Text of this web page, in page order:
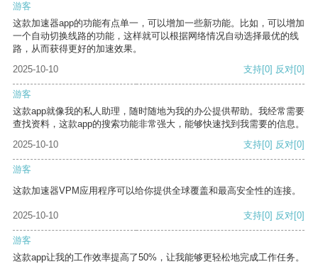
游客
这款加速器app的功能有点单一，可以增加一些新功能。比如，可以增加
一个自动切换线路的功能，这样就可以根据网络情况自动选择最优的线
路，从而获得更好的加速效果。
2025-10-10
支持[0] 反对[0]
游客
这款app就像我的私人助理，随时随地为我的办公提供帮助。我经常需要
查找资料，这款app的搜索功能非常强大，能够快速找到我需要的信息。
2025-10-10
支持[0] 反对[0]
游客
这款加速器VPM应用程序可以给你提供全球覆盖和最高安全性的连接。
2025-10-10 支持[0] 反对[0]
游客
这款app让我的工作效率提高了50%，让我能够更轻松地完成工作任务。